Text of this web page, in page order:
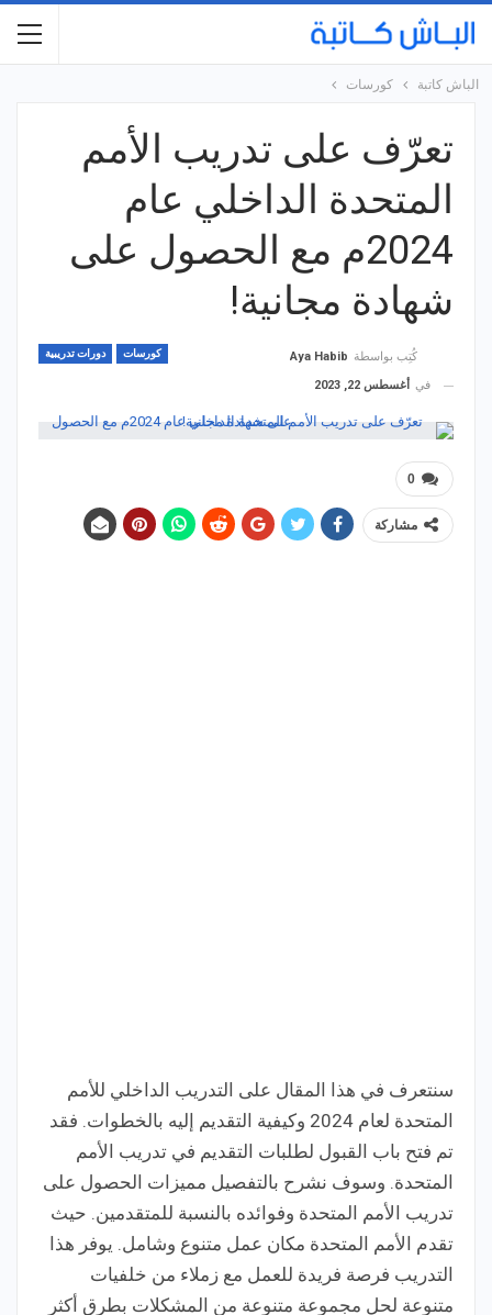
الباش كاتبة كورسات
تعرّف على تدريب الأمم
المتحدة الداخلي عام
2024م مع الحصول على
شهادة مجانية!
كورسات دورات تدريبية كُتِب بواسطة Aya Habib
في
أغسطس 22, 2023
0
مشاركة
سنتعرف في هذا المقال على التدريب الداخلي للأمم
المتحدة لعام 2024 وكيفية التقديم إليه بالخطوات. فقد
تم فتح باب القبول لطلبات التقديم في تدريب الأمم
المتحدة. وسوف نشرح بالتفصيل مميزات الحصول على
تدريب الأمم المتحدة وفوائده بالنسبة للمتقدمين. حيث
تقدم الأمم المتحدة مكان عمل متنوع وشامل. يوفر هذا
التدريب فرصة فريدة للعمل مع زملاء من خلفيات
متنوعة لحل مجموعة متنوعة من المشكلات بطرق أكثر